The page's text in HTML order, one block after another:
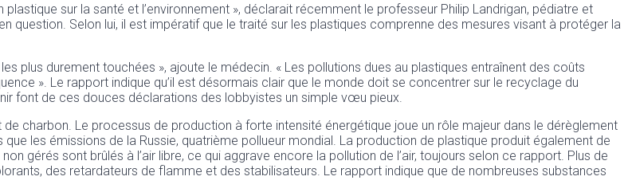
sur la santé et l’environnement », déclarait récemment le professeur Philip Landrigan, pédiatre et
question. Selon lui, il est impératif que le traité sur les plastiques comprenne des mesures visant à protéger la
plus durement touchées », ajoute le médecin. « Les pollutions dues au plastiques entraînent des coûts
». Le rapport indique qu’il est désormais clair que le monde doit se concentrer sur le recyclage du
font de ces douces déclarations des lobbyistes un simple vœu pieux.
charbon. Le processus de production à forte intensité énergétique joue un rôle majeur dans le dérèglement
les émissions de la Russie, quatrième pollueur mondial. La production de plastique produit également de
gérés sont brûlés à l’air libre, ce qui aggrave encore la pollution de l’air, toujours selon ce rapport. Plus de
des retardateurs de flamme et des stabilisateurs. Le rapport indique que de nombreuses substances